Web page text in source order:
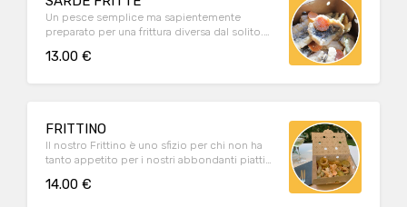
Un pesce semplice ma sapientemente
preparato per una frittura diversa dal solito.
pastellate (zucchine e carote) e morbida
13.00 €
FRITTINO
Il nostro Frittino è uno sfizio per chi non ha
tanto appetito per i nostri abbondanti piatti
porzione più leggera per la pausa pranzo. Al
14.00 €